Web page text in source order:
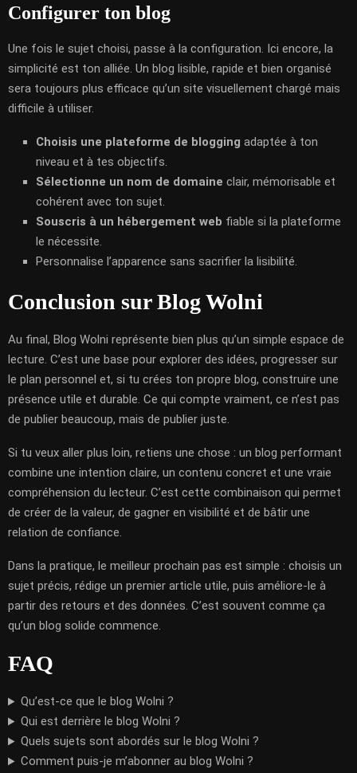
Configurer ton blog
Une fois le sujet choisi, passe à la configuration. Ici encore, la
simplicité est ton alliée. Un blog lisible, rapide et bien organisé
sera toujours plus efficace qu’un site visuellement chargé mais
difficile à utiliser.
Choisis une plateforme de blogging adaptée à ton
niveau et à tes objectifs.
Sélectionne un nom de domaine clair, mémorisable et
cohérent avec ton sujet.
Souscris à un hébergement web fiable si la plateforme
le nécessite.
Personnalise l’apparence sans sacrifier la lisibilité.
Conclusion sur Blog Wolni
Au final, Blog Wolni représente bien plus qu’un simple espace de
lecture. C’est une base pour explorer des idées, progresser sur
le plan personnel et, si tu crées ton propre blog, construire une
présence utile et durable. Ce qui compte vraiment, ce n’est pas
de publier beaucoup, mais de publier juste.
Si tu veux aller plus loin, retiens une chose : un blog performant
combine une intention claire, un contenu concret et une vraie
compréhension du lecteur. C’est cette combinaison qui permet
de créer de la valeur, de gagner en visibilité et de bâtir une
relation de confiance.
Dans la pratique, le meilleur prochain pas est simple : choisis un
sujet précis, rédige un premier article utile, puis améliore-le à
partir des retours et des données. C’est souvent comme ça
qu’un blog solide commence.
FAQ
Qu’est-ce que le blog Wolni ?
Qui est derrière le blog Wolni ?
Quels sujets sont abordés sur le blog Wolni ?
Comment puis-je m’abonner au blog Wolni ?